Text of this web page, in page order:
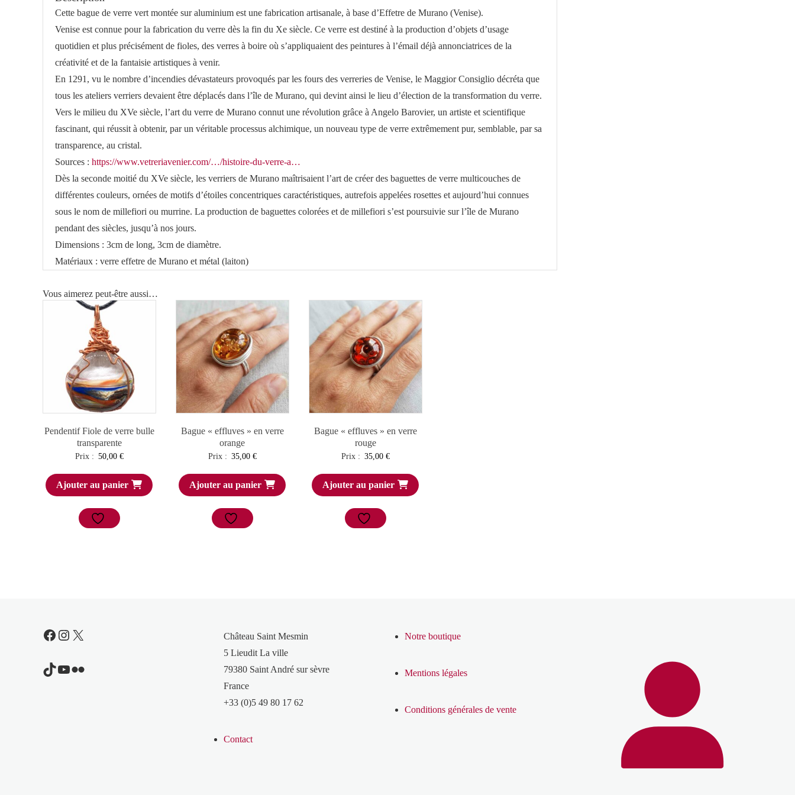
Cette bague de verre vert montée sur aluminium est une fabrication artisanale, à base d’Effetre de Murano (Venise).
Venise est connue pour la fabrication du verre dès la fin du Xe siècle. Ce verre est destiné à la production d’objets d’usage
quotidien et plus précisément de fioles, des verres à boire où s’appliquaient des peintures à l’émail déjà annonciatrices de la
créativité et de la fantaisie artistiques à venir.
En 1291, vu le nombre d’incendies dévastateurs provoqués par les fours des verreries de Venise, le Maggior Consiglio décréta que
tous les ateliers verriers devaient être déplacés dans l’île de Murano, qui devint ainsi le lieu d’élection de la transformation du verre.
Vers le milieu du XVe siècle, l’art du verre de Murano connut une révolution grâce à Angelo Barovier, un artiste et scientifique
fascinant, qui réussit à obtenir, par un véritable processus alchimique, un nouveau type de verre extrêmement pur, semblable, par sa
transparence, au cristal.
Sources : https://www.vetreriavenier.com/…/histoire-du-verre-a…
Dès la seconde moitié du XVe siècle, les verriers de Murano maîtrisaient l’art de créer des baguettes de verre multicouches de
différentes couleurs, ornées de motifs d’étoiles concentriques caractéristiques, autrefois appelées rosettes et aujourd’hui connues
sous le nom de millefiori ou murrine. La production de baguettes colorées et de millefiori s’est poursuivie sur l’île de Murano
pendant des siècles, jusqu’à nos jours.
Dimensions : 3cm de long, 3cm de diamètre.
Matériaux : verre effetre de Murano et métal (laiton)
Vous aimerez peut-être aussi…
Pendentif Fiole de verre bulle
transparente
Prix : 50,00 €
Ajouter au panier
Bague « effluves » en verre
orange
Prix : 35,00 €
Ajouter au panier
Bague « effluves » en verre
rouge
Prix : 35,00 €
Ajouter au panier
Facebook
Instagram
X
TikTok
YouTube
Flickr
Château Saint Mesmin
5 Lieudit La ville
79380 Saint André sur sèvre
France
+33 (0)5 49 80 17 62
Contact
Notre boutique
Mentions légales
Conditions générales de vente